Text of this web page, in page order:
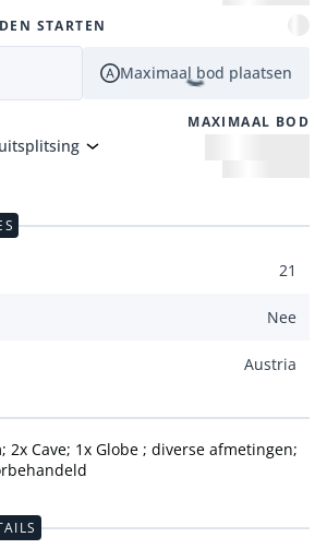
STARTEN
Maximaal bod plaatsen
MAXIMAAL BOD
21
Nee
Austria
2x Cave; 1x Globe ; diverse afmetingen;